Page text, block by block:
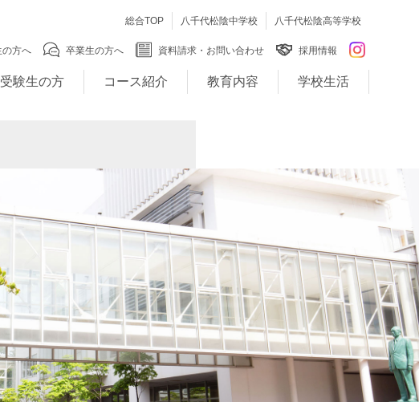
総合TOP 八千代松陰中学校 八千代松陰高等学校
の方へ 卒業生の方へ 資料請求・お問い合わせ 採用情報
受験生の方 コース紹介 教育内容 学校生活